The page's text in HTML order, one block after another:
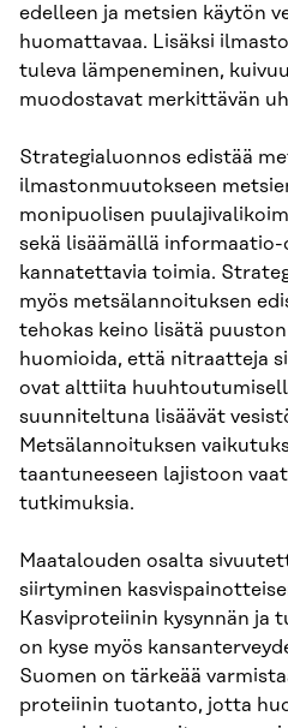
edelleen ja metsien käytön
huomattavaa. Lisäksi
tuleva lämpeneminen,
muodostavat merkittävän
Strategialuonnos edistää
ilmastonmuutokseen
monipuolisen
sekä lisäämällä informaatio-
kannatettavia toimia.
myös metsälannoituksen
tehokas keino lisätä
huomioida, että nitraatteja
ovat alttiita
suunniteltuna lisäävät
Metsälannoituksen
taantuneeseen lajistoon
tutkimuksia.
Maatalouden osalta
siirtyminen
Kasviproteiinin kysynnän ja
on kyse myös
Suomen on tärkeää
proteiinin tuotanto, jotta